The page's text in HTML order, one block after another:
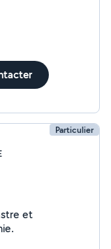
Particulier
et